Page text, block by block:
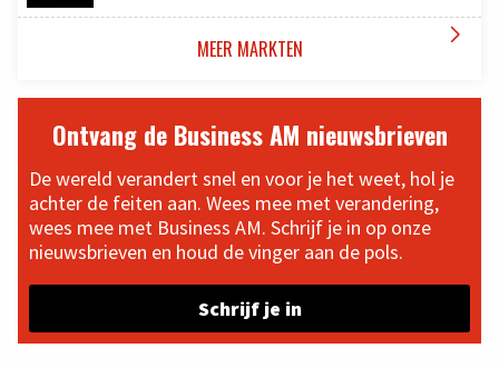
MEER MARKTEN 
Ontvang de Business AM nieuwsbrieven
De wereld verandert snel en voor je het weet, hol je
achter de feiten aan. Wees mee met verandering,
wees mee met Business AM. Schrijf je in op onze
nieuwsbrieven en houd de vinger aan de pols.
Schrijf je in